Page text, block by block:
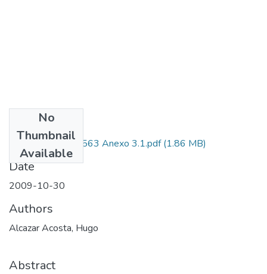
No
Thumbnail
Available
1136-355-19563 Anexo 3.1.pdf(1.86 MB)
Date
2009-10-30
Authors
Alcazar Acosta, Hugo
Abstract